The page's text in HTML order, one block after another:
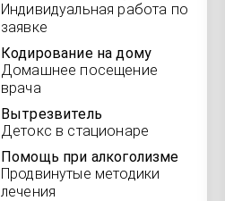
Индивидуальная работа по
заявке
Кодирование на дому
Домашнее посещение
врача
Вытрезвитель
Детокс в стационаре
Помощь при алкоголизме
Продвинутые методики
лечения